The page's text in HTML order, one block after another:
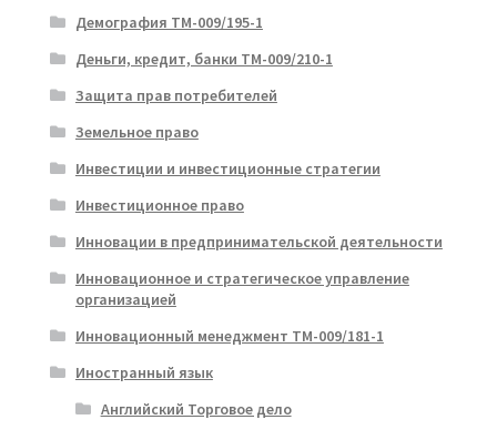
Демография ТМ-009/195-1
Деньги, кредит, банки ТМ-009/210-1
Защита прав потребителей
Земельное право
Инвестиции и инвестиционные стратегии
Инвестиционное право
Инновации в предпринимательской деятельности
Инновационное и стратегическое управление
организацией
Инновационный менеджмент ТМ-009/181-1
Иностранный язык
Английский Торговое дело